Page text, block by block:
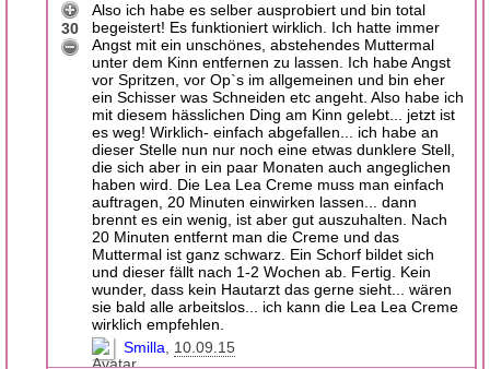
30
Also ich habe es selber ausprobiert und bin total
begeistert! Es funktioniert wirklich. Ich hatte immer
Angst mit ein unschönes, abstehendes Muttermal
unter dem Kinn entfernen zu lassen. Ich habe Angst
vor Spritzen, vor Op`s im allgemeinen und bin eher
ein Schisser was Schneiden etc angeht. Also habe ich
mit diesem hässlichen Ding am Kinn gelebt... jetzt ist
es weg! Wirklich- einfach abgefallen... ich habe an
dieser Stelle nun nur noch eine etwas dunklere Stell,
die sich aber in ein paar Monaten auch angeglichen
haben wird. Die Lea Lea Creme muss man einfach
auftragen, 20 Minuten einwirken lassen... dann
brennt es ein wenig, ist aber gut auszuhalten. Nach
20 Minuten entfernt man die Creme und das
Muttermal ist ganz schwarz. Ein Schorf bildet sich
und dieser fällt nach 1-2 Wochen ab. Fertig. Kein
wunder, dass kein Hautarzt das gerne sieht... wären
sie bald alle arbeitslos... ich kann die Lea Lea Creme
wirklich empfehlen.
Smilla
10.09.15